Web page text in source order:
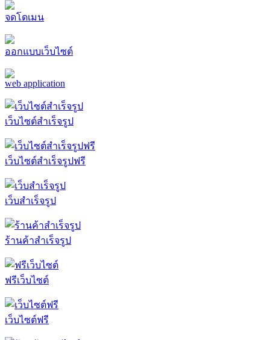
จดโดเมน
ออกแบบเว็บไซต์
web application
เว็บไซต์สำเร็จรูป
เว็บไซต์สำเร็จรูปฟรี
เว็บสำเร็จรูป
ร้านค้าสำเร็จรูป
ฟรีเว็บไซต์
เว็บไซต์ฟรี